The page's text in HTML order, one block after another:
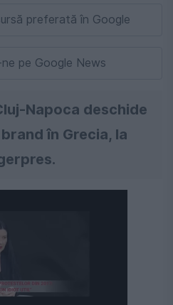
preferată în Google
pe Google News
Napoca deschide
în Grecia, la